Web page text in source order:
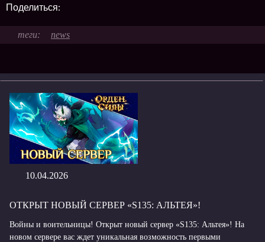
Поделиться:
news
10.04.2026
ОТКРЫТ НОВЫЙ СЕРВЕР «S135: АЛЬТЕЯ»!
Войны и воительницы! Открыт новый сервер «S135: Альтея»! На
новом сервере вас ждет уникальная возможность первыми